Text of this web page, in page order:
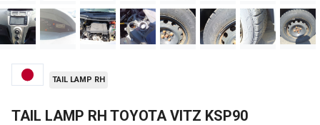
TAIL LAMP RH
TAIL LAMP RH TOYOTA VITZ KSP90